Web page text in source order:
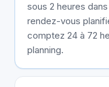
sous 2 heures
rendez-vous
comptez 24 à 72
planning.